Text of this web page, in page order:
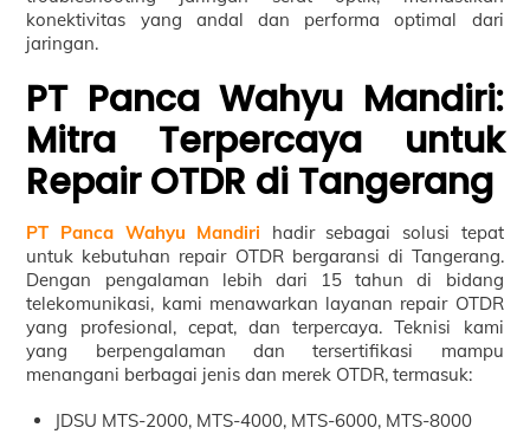
konektivitas yang andal dan performa optimal dari
jaringan.
PT Panca Wahyu Mandiri:
Mitra Terpercaya untuk
Repair OTDR di Tangerang
PT Panca Wahyu Mandiri hadir sebagai solusi tepat
untuk kebutuhan repair OTDR bergaransi di Tangerang.
Dengan pengalaman lebih dari 15 tahun di bidang
telekomunikasi, kami menawarkan layanan repair OTDR
yang profesional, cepat, dan terpercaya. Teknisi kami
yang berpengalaman dan tersertifikasi mampu
menangani berbagai jenis dan merek OTDR, termasuk:
JDSU MTS-2000, MTS-4000, MTS-6000, MTS-8000